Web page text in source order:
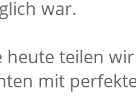
war.
heute teilen
mit